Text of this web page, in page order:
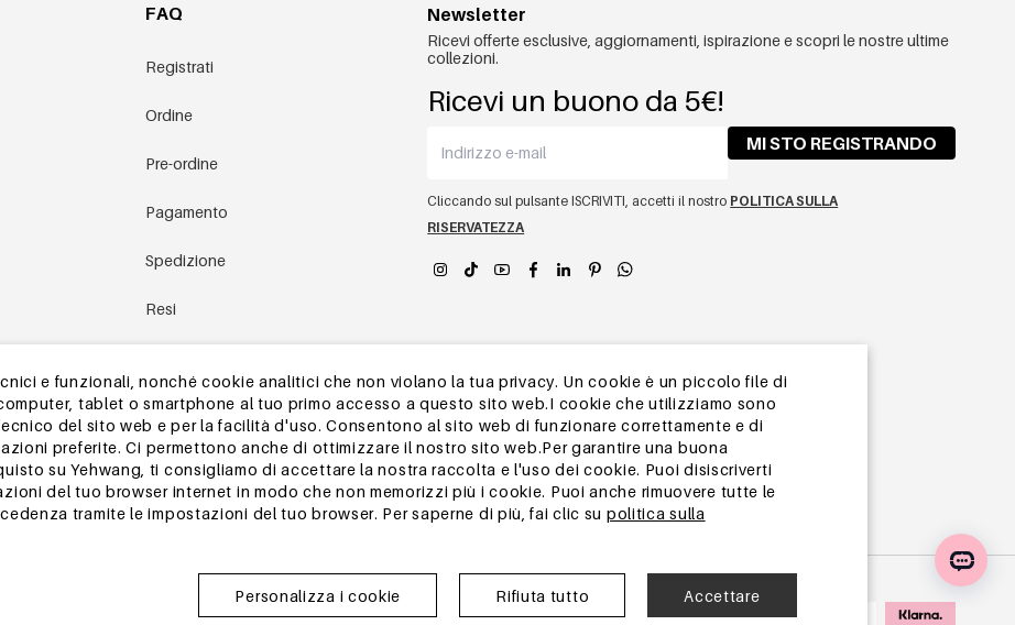
e funzionali, nonché cookie analitici che non violano la tua privacy. Un cookie è un piccolo file di
tablet o smartphone al tuo primo accesso a questo sito web.I cookie che utilizziamo sono
del sito web e per la facilità d'uso. Consentono al sito web di funzionare correttamente e di
preferite. Ci permettono anche di ottimizzare il nostro sito web.Per garantire una buona
su Yehwang, ti consigliamo di accettare la nostra raccolta e l'uso dei cookie. Puoi disiscriverti
del tuo browser internet in modo che non memorizzi più i cookie. Puoi anche rimuovere tutte le
tramite le impostazioni del tuo browser. Per saperne di più, fai clic su politica sulla
Personalizza i cookie Rifiuta tutto Accettare
FAQ
Registrati
Ordine
Pre-ordine
Pagamento
Spedizione
Resi
Altre domande
Newsletter
Ricevi offerte esclusive, aggiornamenti, ispirazione e scopri le nostre ultime
collezioni.
Ricevi un buono da 5€!
MI STO REGISTRANDO
Cliccando sul pulsante ISCRIVITI, accetti il ​​nostro POLITICA SULLA
RISERVATEZZA
YEHWANG app